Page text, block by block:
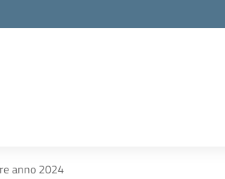
anno 2024